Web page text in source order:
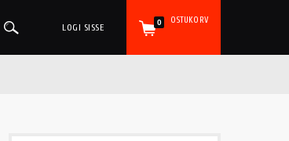
OSTUKORV
0
LOGI SISSE